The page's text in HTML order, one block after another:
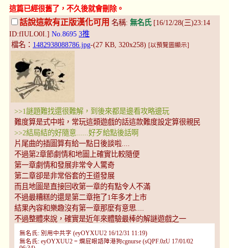
這篇已經很舊了，不久後就會刪除。
話說這款有正版漢化可用 名稱: 無名氏[16/12/28(三)23:14
ID:fIULO0I.] No.8695 3推
檔名： 1482938088786.jpg-(27 KB, 320x258) [以預覽圖顯示]
>>1謎題難找還很難解，到後來都是邊看攻略邊玩
難度算是式中啦，常玩這類遊戲的話這款難度設定算很親民
>>2結局結的好隨意......好歹給點後話啊
片尾曲的插圖算有給一點日後談啦....
不過第2章節劇情和地圖上確實比較隨便
第一章劇情和發展非常令人驚奇
第二章卻是非常俗套的王道發展
而且地圖是直接回收第一章的有點令人不滿
不過最糟糕的還是第二章拖了1年多才上市
結果內容和樂趣沒有第一章那麼有意思....
不過整體來說，確實是近年來體驗最棒的解謎遊戲之一
無名氏: 別用中共字 (eyOYXUU2 16/12/31 11:19)
無名氏: eyOYXUU2 = 爛屁眼語障港狗cgnurse (sQPF.0zU 17/01/02